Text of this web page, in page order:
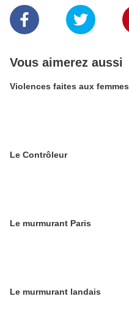
Vous aimerez aussi
Violences faites aux femmes
Le Contrôleur
Le murmurant Paris
Le murmurant landais